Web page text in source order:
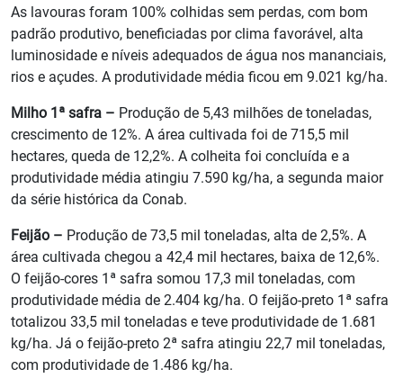
As lavouras foram 100% colhidas sem perdas, com bom
padrão produtivo, beneficiadas por clima favorável, alta
luminosidade e níveis adequados de água nos mananciais,
rios e açudes. A produtividade média ficou em 9.021 kg/ha.
Milho 1ª safra – Produção de 5,43 milhões de toneladas,
crescimento de 12%. A área cultivada foi de 715,5 mil
hectares, queda de 12,2%. A colheita foi concluída e a
produtividade média atingiu 7.590 kg/ha, a segunda maior
da série histórica da Conab.
Feijão – Produção de 73,5 mil toneladas, alta de 2,5%. A
área cultivada chegou a 42,4 mil hectares, baixa de 12,6%.
O feijão-cores 1ª safra somou 17,3 mil toneladas, com
produtividade média de 2.404 kg/ha. O feijão-preto 1ª safra
totalizou 33,5 mil toneladas e teve produtividade de 1.681
kg/ha. Já o feijão-preto 2ª safra atingiu 22,7 mil toneladas,
com produtividade de 1.486 kg/ha.